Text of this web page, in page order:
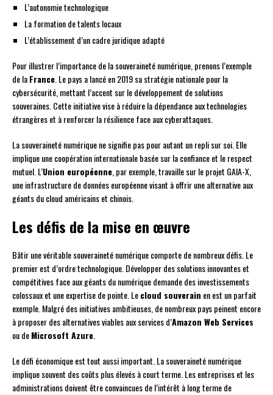
L’autonomie technologique
La formation de talents locaux
L’établissement d’un cadre juridique adapté
Pour illustrer l’importance de la souveraineté numérique, prenons l’exemple
de laFrance. Le pays a lancé en 2019 sa stratégie nationale pour la
cybersécurité, mettant l’accent sur le développement de solutions
souveraines. Cette initiative vise à réduire la dépendance aux technologies
étrangères et à renforcer la résilience face aux cyberattaques.
La souveraineté numérique ne signifie pas pour autant un repli sur soi. Elle
implique une coopération internationale basée sur la confiance et le respect
mutuel. L’Union européenne, par exemple, travaille sur le projet GAIA-X,
une infrastructure de données européenne visant à offrir une alternative aux
géants du cloud américains et chinois.
Les défis de la mise en œuvre
Bâtir une véritable souveraineté numérique comporte de nombreux défis. Le
premier est d’ordre technologique. Développer des solutions innovantes et
compétitives face aux géants du numérique demande des investissements
colossaux et une expertise de pointe. Lecloud souverain en est un parfait
exemple. Malgré des initiatives ambitieuses, de nombreux pays peinent encore
à proposer des alternatives viables aux services d’Amazon Web Services
ou deMicrosoft Azure.
Le défi économique est tout aussi important. La souveraineté numérique
implique souvent des coûts plus élevés à court terme. Les entreprises et les
administrations doivent être convaincues de l’intérêt à long terme de